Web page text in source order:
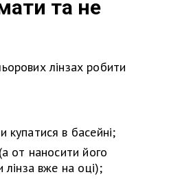
та не
лінзах робити
купатися в басейні;
от наносити його
лінза вже на оці);